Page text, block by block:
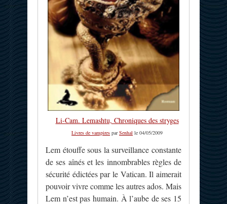
Li-Cam. Lemashtu, Chroniques des stryges
Livres de vampires parSenhal le 04/05/2009
Lem étouffe sous la surveillance constante
de ses aînés et les innombrables règles de
sécurité édictées par le Vatican. Il aimerait
pouvoir vivre comme les autres ados. Mais
Lem n’est pas humain. À l’aube de ses 15